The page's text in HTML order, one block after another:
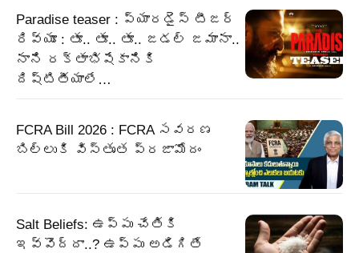
Paradise teaser : ప్యారడైస్ టీజర్
రివ్యూ : తూ.. తూ.. తూ.. జడల్ జమానా..
నాని రక్తాభిషేకానికి
దిష్టితీయాలే…
FCRA Bill 2026 : FCRA సవరణ
బిల్లుకి విస్తృత ప్రజామోదం
Salt Beliefs: ఉప్పు చేతికి
ఇవ్వొద్దా..? ఉప్పు అడిగితే